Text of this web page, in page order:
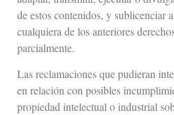
de estos contenidos, y sublicenciar
cualquiera de los anteriores
parcialmente.
Las reclamaciones que pudieran
en relación con posibles
propiedad intelectual o industrial